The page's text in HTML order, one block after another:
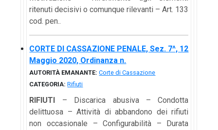
ritenuti decisivi o comunque rilevanti – Art. 133
cod. pen..
CORTE DI CASSAZIONE PENALE, Sez. 7^, 12
Maggio 2020, Ordinanza n.
AUTORITÀ EMANANTE: Corte di Cassazione
CATEGORIA: Rifiuti
RIFIUTI
– Discarica abusiva – Condotta
delittuosa – Attività di abbandono dei rifiuti
non occasionale – Configurabilità – Durata